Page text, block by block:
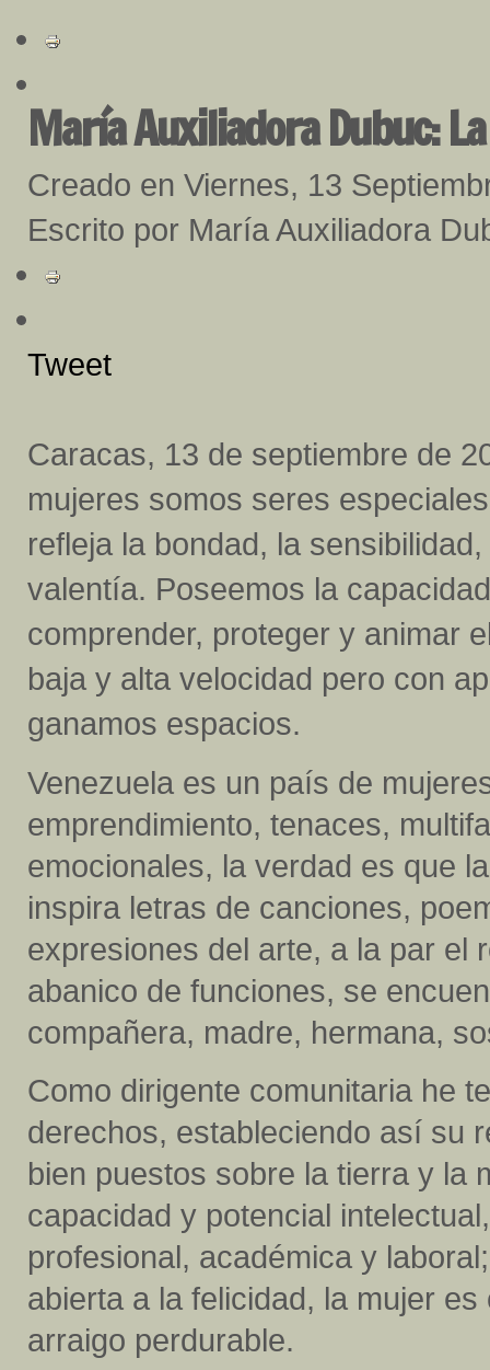
María Auxiliadora Dubuc:
Creado en Viernes, 13
Escrito por María Auxiliadora
Tweet
Caracas, 13 de septiembre de
mujeres somos seres
refleja la bondad, la
valentía. Poseemos la
comprender, proteger y animar
baja y alta velocidad pero con
ganamos espacios.
Venezuela es un país de
emprendimiento, tenaces,
emocionales, la verdad es que
inspira letras de canciones,
expresiones del arte, a la par el
abanico de funciones, se
compañera, madre, hermana,
Como dirigente comunitaria he
derechos, estableciendo así su
bien puestos sobre la tierra y la
capacidad y potencial
profesional, académica y
abierta a la felicidad, la mujer
arraigo perdurable.